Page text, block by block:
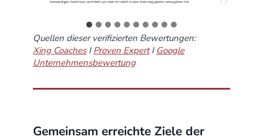
Quellen dieser verifizierten Bewertungen:
Xing CoachesI Proven ExpertI Google
Unternehmensbewertung
Gemeinsam erreichte Ziele der